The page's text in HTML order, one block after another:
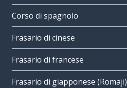
Corso di spagnolo
Frasario di cinese
Frasario di francese
Frasario di giapponese (Romaji)